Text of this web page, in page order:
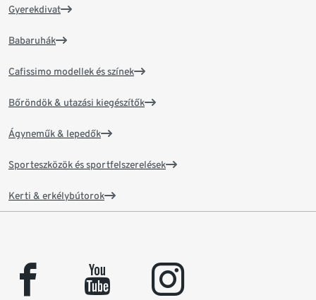
Gyerekdivat
Babaruhák
Cafissimo modellek és színek
Bőröndök & utazási kiegészítők
Ágyneműk & lepedők
Sporteszközök és sportfelszerelések
Kerti & erkélybútorok
facebook youtube instagram